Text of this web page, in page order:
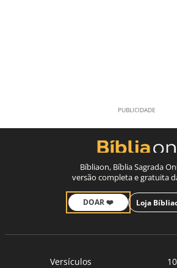
Bíbliaon, Bíblia Sagrada
versão completa e gratuita
DOAR ❤️ Loja
Versículos